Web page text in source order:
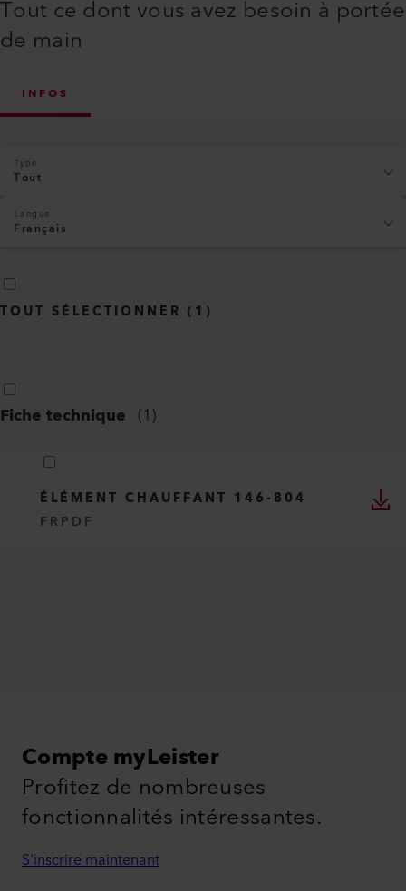
Tout ce dont vous avez besoin à portée
de main
INFOS
Type
Tout
Langue
Français
TOUT SÉLECTIONNER ( 1 )
Fiche technique (1)
ÉLÉMENT CHAUFFANT 146-804
FR PDF
Compte myLeister
Profitez de nombreuses
fonctionnalités intéressantes.
S'inscrire maintenant